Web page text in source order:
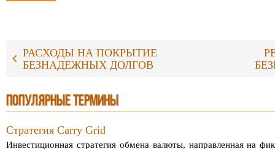
РАСХОДЫ НА ПОКРЫТИЕ
БЕЗНАДЕЖНЫХ ДОЛГОВ
ПОПУЛЯРНЫЕ ТЕРМИНЫ
Стратегия Carry Grid
Инвестиционная стратегия обмена валюты, направленная на